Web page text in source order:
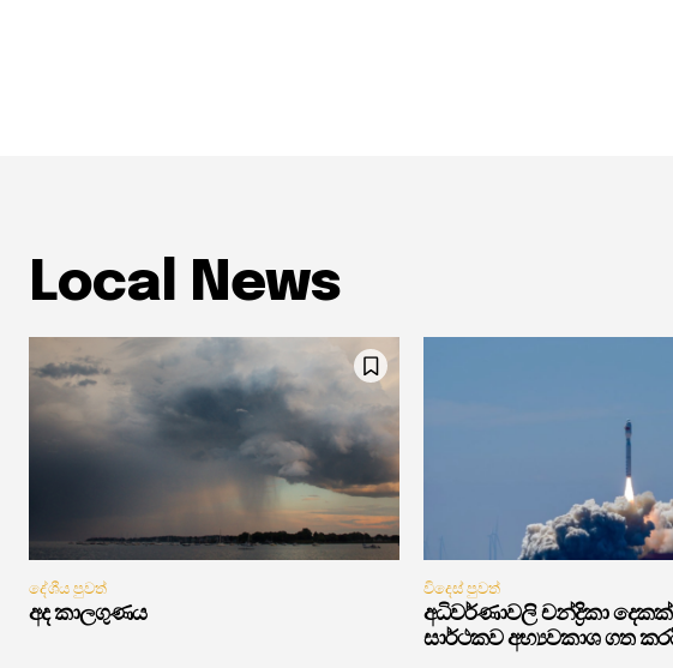
Local News
දේශීය පුවත්
අද කාලගුණය
විදෙස් පුවත්
අධිවර්ණාවලි චන්ද්‍රිකා
සාර්ථකව අභ්‍යවකාශ ගත